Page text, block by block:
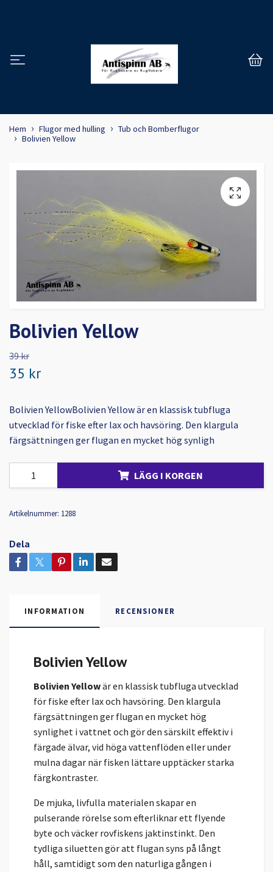
Hem Flugor med hulling
Tub och Bomberflugor
Bolivien Yellow
Bolivien Yellow
39 kr
35 kr
Bolivien YellowBolivien Yellow är en klassisk tubfluga
utvecklad för fiske efter lax och havsöring. Den klargula
färgsättningen ger flugan en mycket hög synligh
LÄGG I KORGEN
Artikelnummer: 1288
Dela
INFORMATION RECENSIONER
Bolivien Yellow
Bolivien Yellowär en klassisk tubfluga utvecklad
för fiske efter lax och havsöring. Den klargula
färgsättningen ger flugan en mycket hög
synlighet i vattnet och gör den särskilt effektiv i
färgade älvar, vid höga vattenflöden eller under
mulna dagar när fisken lättare upptäcker starka
färgkontraster.
De mjuka, livfulla materialen skapar en
pulserande rörelse som efterliknar ett flyende
byte och väcker rovfiskens jaktinstinkt. Den
tydliga siluetten gör att flugan syns på långt
håll, samtidigt som den naturliga gången i